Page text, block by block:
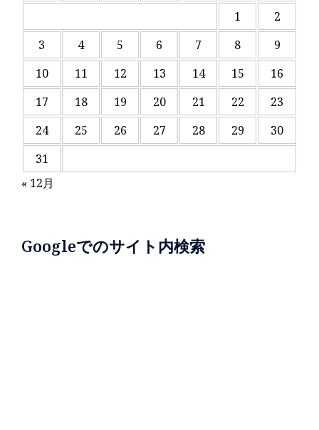
1
2
3
4 5 6 7 8
9
10
11 12 13 14 15
16
17
18 19 20 21 22
23
24
25 26 27 28 29
30
31
« 12月
Googleでのサイト内検索